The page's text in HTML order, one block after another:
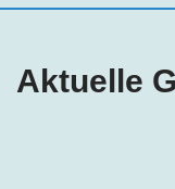
Aktuelle